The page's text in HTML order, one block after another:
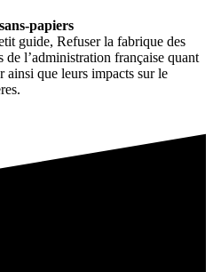
papiers
guide, Refuser la fabrique des
de l’administration française quant
ainsi que leurs impacts sur le